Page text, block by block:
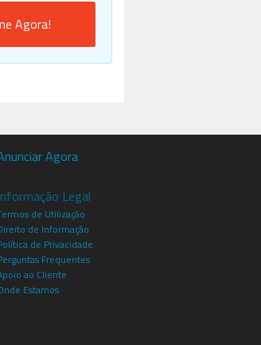
Agora!
Agora
Legal
de Utilização
de Informação
de Privacidade
Frequentes
ao Cliente
Estamos